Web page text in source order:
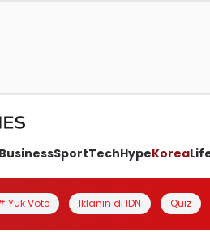
BusinessSportTechHypeKorea
Yuk Vote Iklanin di IDN Quiz